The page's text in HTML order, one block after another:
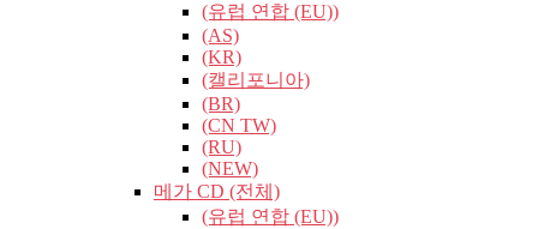
(유럽​​ 연합 (EU))
(AS)
(KR)
(캘리포니아)
(BR)
(CN TW)
(RU)
(NEW)
메가 CD (전체)
(유럽​​ 연합 (EU))